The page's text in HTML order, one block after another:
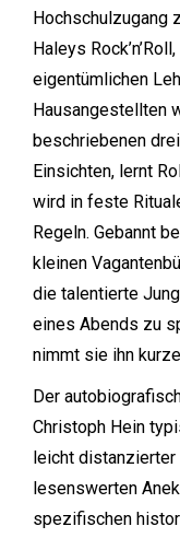
Hochschulzugang
Haleys
eigentümlichen
Hausangestellten
beschriebenen
Einsichten, lernt
wird in feste
Regeln. Gebannt
kleinen
die talentierte
eines Abends zu
nimmt sie ihn
Der
Christoph Hein
leicht
lesenswerten
spezifischen